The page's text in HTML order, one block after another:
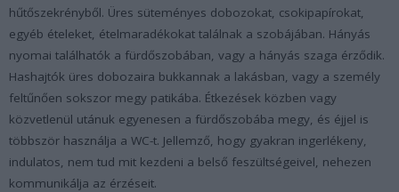
hűtőszekrényből. Üres süteményes dobozokat, csokipapírokat,
egyéb ételeket, ételmaradékokat találnak a szobájában. Hányás
nyomai találhatók a fürdőszobában, vagy a hányás szaga érződik.
Hashajtók üres dobozaira bukkannak a lakásban, vagy a személy
feltűnően sokszor megy patikába. Étkezések közben vagy
közvetlenül utánuk egyenesen a fürdőszobába megy, és éjjel is
többször használja a WC-t. Jellemző, hogy gyakran ingerlékeny,
indulatos, nem tud mit kezdeni a belső feszültségeivel, nehezen
kommunikálja az érzéseit.